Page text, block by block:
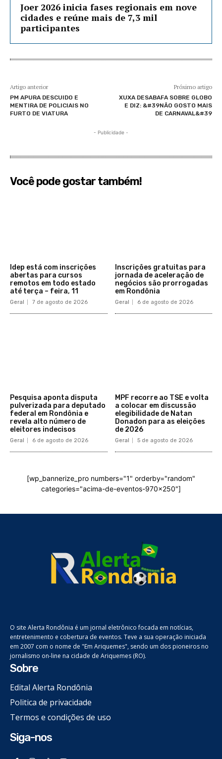
Joer 2026 inicia fases regionais em nove
cidades e reúne mais de 7,3 mil
participantes
Artigo anterior
PM APURA DESCUIDO E
MENTIRA DE POLICIAIS NO
FURTO DE VIATURA
Próximo artigo
XUXA DESABAFA SOBRE GLOBO
E DIZ: &#39NÃO GOSTO MAIS
DE CARNAVAL&#39
- Publicidade -
Você pode gostar também!
Idep está com inscrições
abertas para cursos
remotos em todo estado
até terça – feira, 11
Geral 7 de agosto de 2026
Inscrições gratuitas para
jornada de aceleração de
negócios são prorrogadas
em Rondônia
Geral 6 de agosto de 2026
Pesquisa aponta disputa
pulverizada para deputado
federal em Rondônia e
revela alto número de
eleitores indecisos
Geral 6 de agosto de 2026
MPF recorre ao TSE e volta
a colocar em discussão
elegibilidade de Natan
Donadon para as eleições
de 2026
Geral 5 de agosto de 2026
[wp_bannerize_pro numbers="1" orderby="random"
categories="acima-de-eventos-970x250"]
O site Alerta Rondônia é um jornal eletrônico focada em notícias,
entretenimento e cobertura de eventos. Teve a sua operação iniciada
em 2007 com o nome de "Em Ariquemes", sendo um dos pioneiros no
jornalismo on-line na cidade de Ariquemes (RO).
Sobre
Edital Alerta Rondônia
Politica de privacidade
Termos e condições de uso
Siga-nos